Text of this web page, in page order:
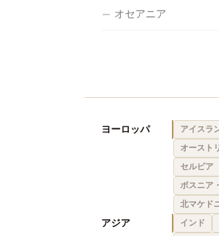
オセアニア
ヨーロッパ アイスラ
オースト
セルビア
ボスニア
北マケド
アジア インド